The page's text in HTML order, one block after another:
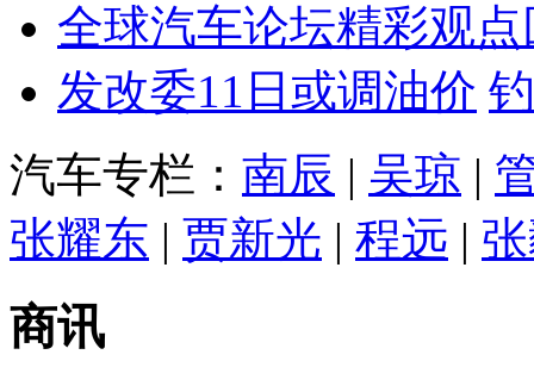
全球汽车论坛精彩观点
发改委11日或调油价
汽车专栏： 南辰 | 吴琼 |
张耀东 | 贾新光 | 程远 |
商讯